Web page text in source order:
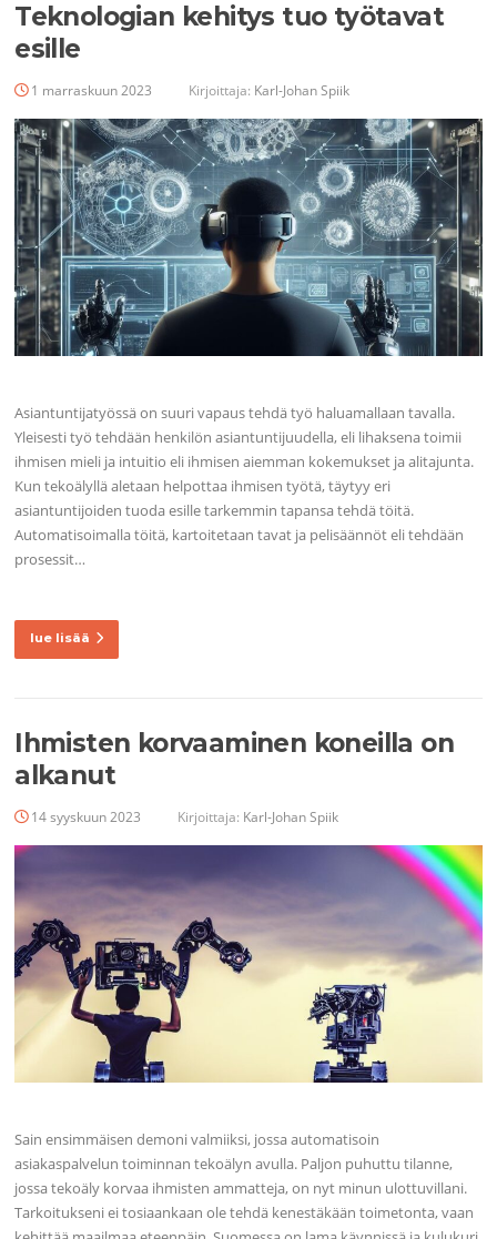
Teknologian kehitys tuo työtavat
esille
1 marraskuun 2023 Kirjoittaja: Karl-Johan Spiik
Asiantuntijatyössä on suuri vapaus tehdä työ haluamallaan tavalla.
Yleisesti työ tehdään henkilön asiantuntijuudella, eli lihaksena toimii
ihmisen mieli ja intuitio eli ihmisen aiemman kokemukset ja alitajunta.
Kun tekoälyllä aletaan helpottaa ihmisen työtä, täytyy eri
asiantuntijoiden tuoda esille tarkemmin tapansa tehdä töitä.
Automatisoimalla töitä, kartoitetaan tavat ja pelisäännöt eli tehdään
prosessit…
lue lisää
Ihmisten korvaaminen koneilla on
alkanut
14 syyskuun 2023 Kirjoittaja: Karl-Johan Spiik
Sain ensimmäisen demoni valmiiksi, jossa automatisoin
asiakaspalvelun toiminnan tekoälyn avulla. Paljon puhuttu tilanne,
jossa tekoäly korvaa ihmisten ammatteja, on nyt minun ulottuvillani.
Tarkoitukseni ei tosiaankaan ole tehdä kenestäkään toimetonta, vaan